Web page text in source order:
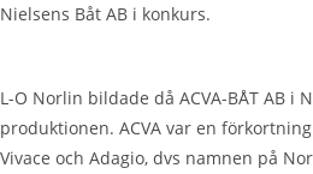
Nielsens Båt AB i konkurs.
L-O Norlin bildade då ACVA-BÅT AB i
produktionen. ACVA var en
Vivace och Adagio, dvs namnen på